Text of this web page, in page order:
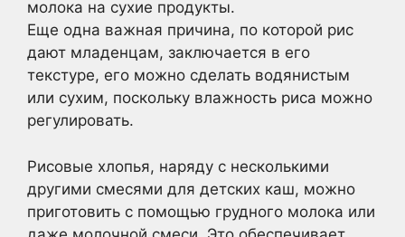
молока на сухие продукты.
Еще одна важная причина, по которой рис
дают младенцам, заключается в его
текстуре, его можно сделать водянистым
или сухим, поскольку влажность риса можно
регулировать.
Рисовые хлопья, наряду с несколькими
другими смесями для детских каш, можно
приготовить с помощью грудного молока или